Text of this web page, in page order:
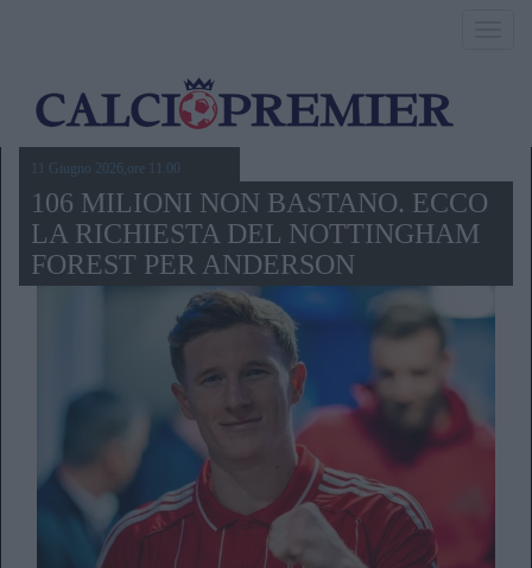
11 Giugno 2026,ore 11.00
106 MILIONI NON BASTANO. ECCO
LA RICHIESTA DEL NOTTINGHAM
FOREST PER ANDERSON